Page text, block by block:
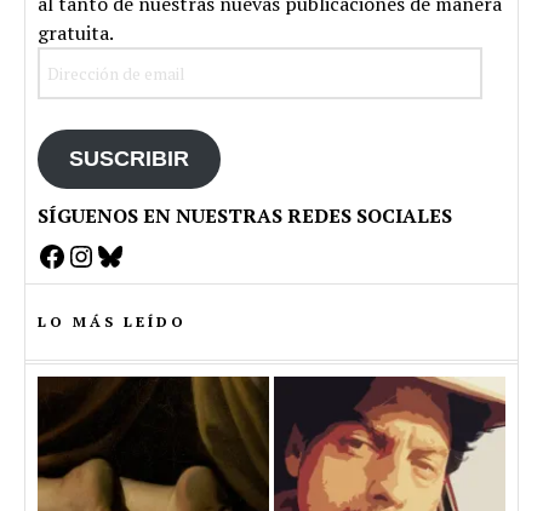
gratuita.
SUSCRIBIR
SÍGUENOS EN NUESTRAS REDES SOCIALES
Facebook
Instagram
Bluesky
LO MÁS LEÍDO